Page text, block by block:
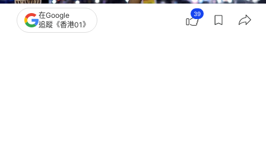
在Google
追蹤《香港01》
39